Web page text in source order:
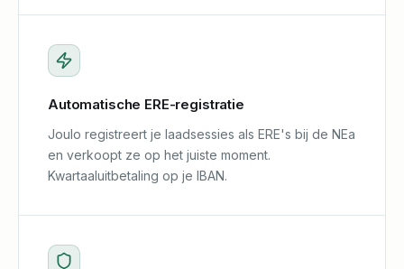
Automatische ERE-registratie
Joulo registreert je laadsessies als ERE's bij de NEa
en verkoopt ze op het juiste moment.
Kwartaaluitbetaling op je IBAN.